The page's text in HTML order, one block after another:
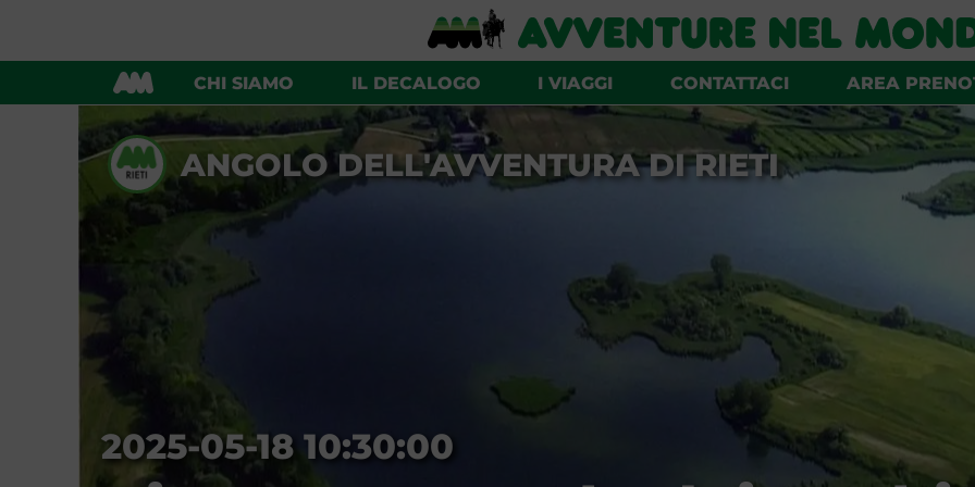
CHI SIAMO IL DECALOGO I VIAGGI CONTATTACI AREA
ANGOLO DELL'AVVENTURA DI RIETI
2025-05-18 10:30:00